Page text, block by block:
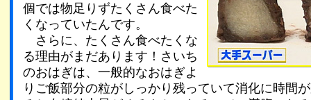
個では物足りずたくさん食べた
くなっていたんです。
さらに、たくさん食べたくな
る理由がまだあります！さいち
のおはぎは、一般的なおはぎよ
りご飯部分の粒がしっかり残っていて消化に時間